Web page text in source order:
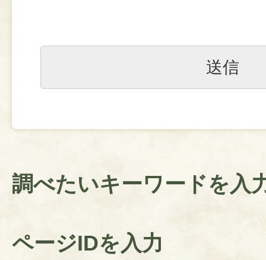
調べたいキーワードを入
ページIDを入力